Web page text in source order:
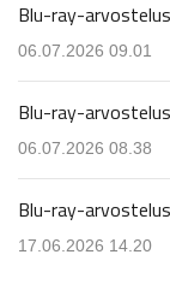
Blu-ray-
06.07.2026 09.01
Blu-ray-
06.07.2026 08.38
Blu-ray-
17.06.2026 14.20